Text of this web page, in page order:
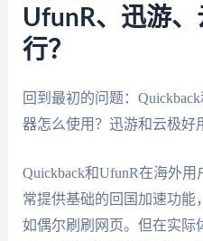
UfunR、迅游
行？
回到最初的问题：
器怎么使用？迅游和云极好
Quickback和UfunR在海外
常提供基础的回国加速功能
如偶尔刷刷网页。但在实际